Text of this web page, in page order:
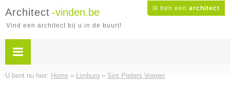
Ik ben een architect
Architect -vinden.be
Vind een architect bij u in de buurt!
U bent nu hier: Home » Limburg » Sint Pieters Voeren